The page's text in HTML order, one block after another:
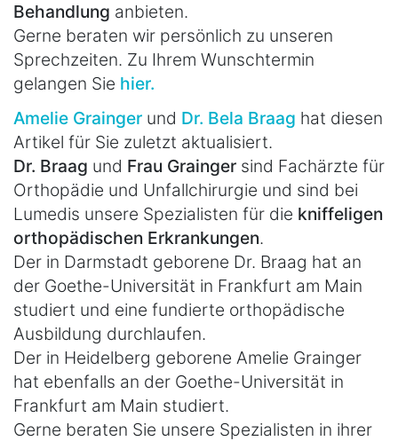
Behandlung anbieten.
Gerne beraten wir persönlich zu unseren
Sprechzeiten. Zu Ihrem Wunschtermin
gelangen Sie hier.
Amelie Grainger und Dr. Bela Braag hat diesen
Artikel für Sie zuletzt aktualisiert.
Dr. Braag und Frau Grainger sind Fachärzte für
Orthopädie und Unfallchirurgie und sind bei
Lumedis unsere Spezialisten für die kniffeligen
orthopädischen Erkrankungen.
Der in Darmstadt geborene Dr. Braag hat an
der Goethe-Universität in Frankfurt am Main
studiert und eine fundierte orthopädische
Ausbildung durchlaufen.
Der in Heidelberg geborene Amelie Grainger
hat ebenfalls an der Goethe-Universität in
Frankfurt am Main studiert.
Gerne beraten Sie unsere Spezialisten in ihrer